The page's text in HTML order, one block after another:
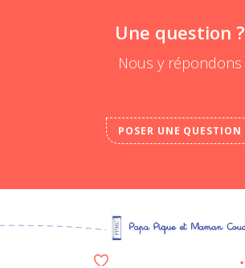
Une question ?
Nous y répondons
POSER UNE QUESTION